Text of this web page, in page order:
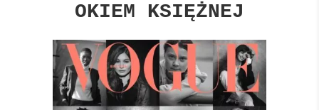
OKIEM KSIĘŻNEJ